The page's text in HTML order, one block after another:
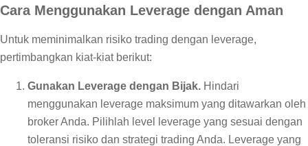
Cara Menggunakan Leverage dengan Aman
Untuk meminimalkan risiko trading dengan leverage,
pertimbangkan kiat-kiat berikut:
Gunakan Leverage dengan Bijak. Hindari
menggunakan leverage maksimum yang ditawarkan oleh
broker Anda. Pilihlah level leverage yang sesuai dengan
toleransi risiko dan strategi trading Anda. Leverage yang